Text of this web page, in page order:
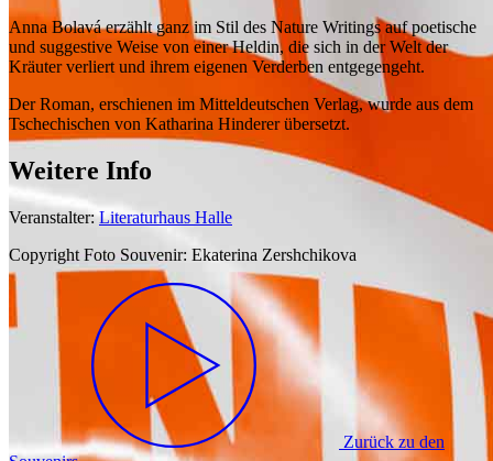
Anna Bolavá erzählt ganz im Stil des Nature Writings auf poetische
und suggestive Weise von einer Heldin, die sich in der Welt der
Kräuter verliert und ihrem eigenen Verderben entgegengeht.
Der Roman, erschienen im Mitteldeutschen Verlag, wurde aus dem
Tschechischen von Katharina Hinderer übersetzt.
Weitere Info
Veranstalter: Literaturhaus Halle
Copyright Foto Souvenir: Ekaterina Zershchikova
Zurück zu den